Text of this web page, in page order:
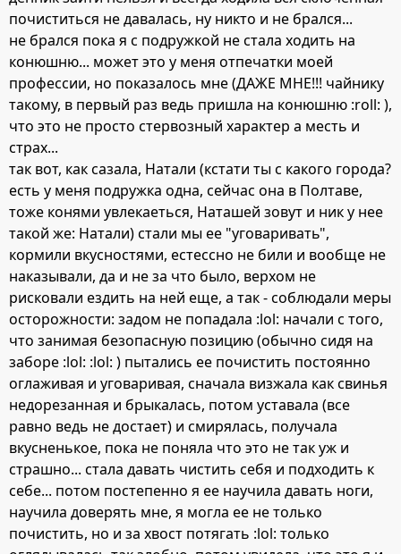
почиститься не давалась, ну никто и не брался...
не брался пока я с подружкой не стала ходить на
конюшню... может это у меня отпечатки моей
профессии, но показалось мне (ДАЖЕ МНЕ!!! чайнику
такому, в первый раз ведь пришла на конюшню :roll: ),
что это не просто стервозный характер а месть и
страх...
так вот, как сазала, Натали (кстати ты с какого города?
есть у меня подружка одна, сейчас она в Полтаве,
тоже конями увлекаеться, Наташей зовут и ник у нее
такой же: Натали) стали мы ее "уговаривать",
кормили вкусностями, естессно не били и вообще не
наказывали, да и не за что было, верхом не
рисковали ездить на ней еще, а так - соблюдали меры
осторожности: задом не попадала :lol: начали с того,
что занимая безопасную позицию (обычно сидя на
заборе :lol: :lol: ) пытались ее почистить постоянно
оглаживая и уговаривая, сначала визжала как свинья
недорезанная и брыкалась, потом уставала (все
равно ведь не достает) и смирялась, получала
вкусненькое, пока не поняла что это не так уж и
страшно... стала давать чистить себя и подходить к
себе... потом постепенно я ее научила давать ноги,
научила доверять мне, я могла ее не только
почистить, но и за хвост потягать :lol: только